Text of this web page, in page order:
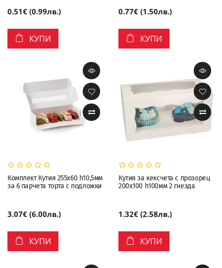
0.51€ (0.99лв.)
КУПИ
0.77€ (1.50лв.)
КУПИ
Комплект Кутия 255х60 h10,5мм
за 6 парчета торта с подложки
3.07€ (6.00лв.)
КУПИ
Кутия за кексчета с прозорец
200х100 h100мм 2 гнезда
1.32€ (2.58лв.)
КУПИ